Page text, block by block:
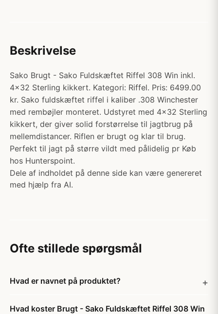
Beskrivelse
Sako Brugt - Sako Fuldskæftet Riffel 308 Win inkl.
4x32 Sterling kikkert. Kategori: Riffel. Pris: 6499.00
kr. Sako fuldskæftet riffel i kaliber .308 Winchester
med rembøjler monteret. Udstyret med 4x32 Sterling
kikkert, der giver solid forstørrelse til jagtbrug på
mellemdistancer. Riflen er brugt og klar til brug.
Perfekt til jagt på større vildt med pålidelig pr Køb
hos Hunterspoint.
Dele af indholdet på denne side kan være genereret
med hjælp fra AI.
Ofte stillede spørgsmål
Hvad er navnet på produktet?
Hvad koster Brugt - Sako Fuldskæftet Riffel 308 Win